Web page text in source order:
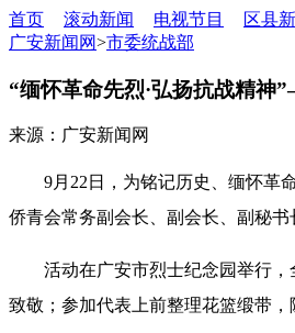
首页 滚动新闻 电视节目 区县
广安新闻网>市委统战部
“缅怀革命先烈·弘扬抗战精
来源：广安新闻网
9月22日，为铭记历史、缅怀革
侨青会常务副会长、副会长、副秘书
活动在广安市烈士纪念园举行
致敬；参加代表上前整理花篮缎带